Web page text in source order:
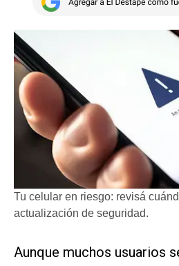
Tu celular en riesgo: revisá
actualización de seguridad.
Aunque muchos usuarios